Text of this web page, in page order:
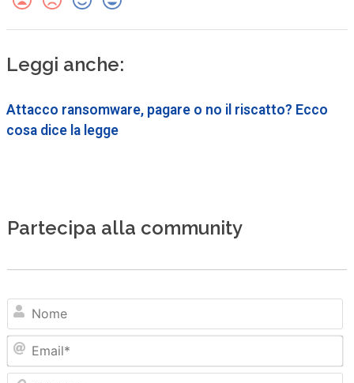
Leggi anche:
Attacco ransomware, pagare o no il riscatto? Ecco
cosa dice la legge
Partecipa alla community